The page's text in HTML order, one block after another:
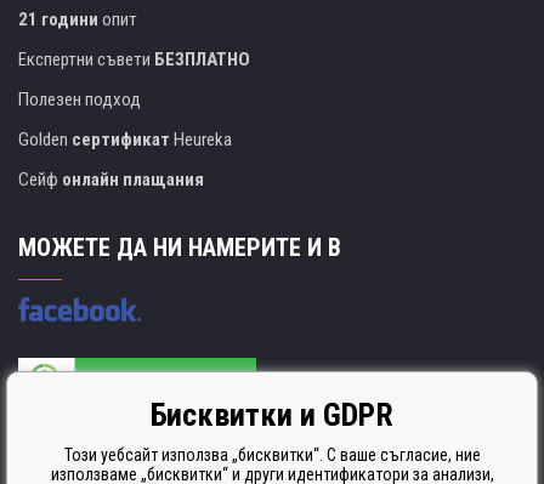
21 години опит
Експертни съвети БЕЗПЛАТНО
Полезен подход
Golden сертификат Heureka
Сейф онлайн плащания
МОЖЕТЕ ДА НИ НАМЕРИТЕ И В
Производителят на касети е сертифициран
ISO 9001. ISO 14001 и STMC.
Бисквитки и GDPR
Този уебсайт използва „бисквитки“. С ваше съгласие, ние
използваме „бисквитки“ и други идентификатори за анализи,